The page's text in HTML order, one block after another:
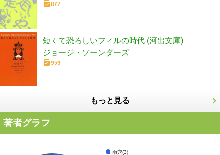
877
短くて恐ろしいフィルの時代 (河出文庫)
ジョージ・ソーンダーズ
959
もっと見る
著者グラフ
雨穴(3)